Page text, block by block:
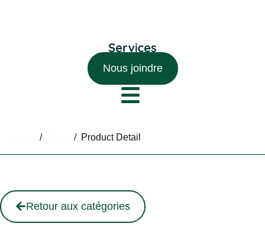
Nous joindre
/ / Product Detail
Retour aux catégories